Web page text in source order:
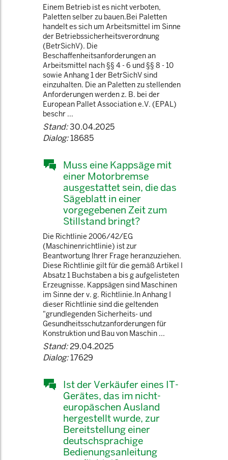
Einem Betrieb ist es nicht verboten,
Paletten selber zu bauen.Bei Paletten
handelt es sich um Arbeitsmittel im Sinne
der Betriebssicherheitsverordnung
(BetrSichV). Die
Beschaffenheitsanforderungen an
Arbeitsmittel nach §§ 4 - 6 und §§ 8 - 10
sowie Anhang 1 der BetrSichV sind
einzuhalten. Die an Paletten zu stellenden
Anforderungen werden z. B. bei der
European Pallet Association e.V. (EPAL)
beschr ...
Stand:30.04.2025
Dialog:18685
Muss eine Kappsäge mit
einer Motorbremse
ausgestattet sein, die das
Sägeblatt in einer
vorgegebenen Zeit zum
Stillstand bringt?
Die Richtlinie 2006/42/EG
(Maschinenrichtlinie) ist zur
Beantwortung Ihrer Frage heranzuziehen.
Diese Richtlinie gilt für die gemäß Artikel I
Absatz 1 Buchstaben a bis g aufgelisteten
Erzeugnisse. Kappsägen sind Maschinen
im Sinne der v. g. Richtlinie.In Anhang I
dieser Richtlinie sind die geltenden
"grundlegenden Sicherheits- und
Gesundheitsschutzanforderungen für
Konstruktion und Bau von Maschin ...
Stand:29.04.2025
Dialog:17629
Ist der Verkäufer eines IT-
Gerätes, das im nicht-
europäschen Ausland
hergestellt wurde, zur
Bereitstellung einer
deutschsprachige
Bedienungsanleitung